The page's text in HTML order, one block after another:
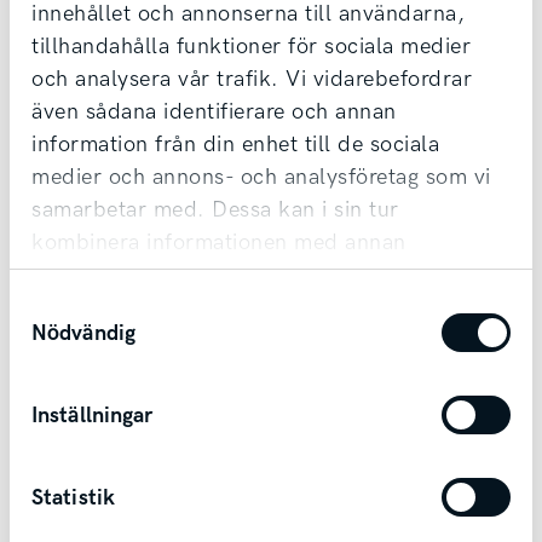
innehållet och annonserna till användarna,
tillhandahålla funktioner för sociala medier
och analysera vår trafik. Vi vidarebefordrar
även sådana identifierare och annan
information från din enhet till de sociala
medier och annons- och analysföretag som vi
samarbetar med. Dessa kan i sin tur
kombinera informationen med annan
information som du har tillhandahållit eller
som de har samlat in när du har använt deras
tjänster.
Nödvändig
Inställningar
Statistik
100 % eldriven
Noll lokala utsläpp
Vi har öppet måndag-fredag 09-18 samt
lördag 10-14.
Ni når oss på 0515-20 10 10 eller via vår
lead.falkoping@svenskamotor.se
Möjlighet till transport finns vid affär.
Kontakta säljare
Andra bilar i Falköping
Falköping